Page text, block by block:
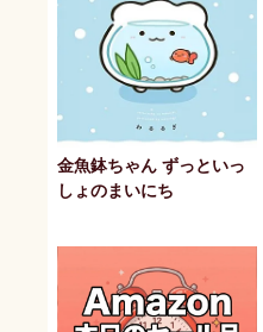
金魚鉢ちゃん ずっといっ
しょのまいにち